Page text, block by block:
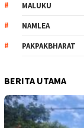
MALUKU
NAMLEA
PAKPAKBHARAT
BERITA UTAMA